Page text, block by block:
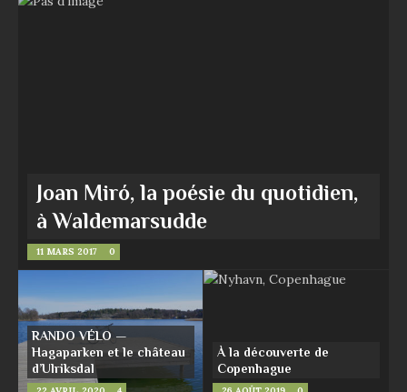
Joan Miró, la poésie du quotidien,
à Waldemarsudde
11 MARS 2017 0
RANDO VÉLO —
Hagaparken et le château
d’Ulriksdal
À la découverte de
Copenhague